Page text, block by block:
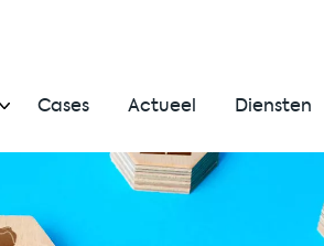
Cases Actueel Diensten